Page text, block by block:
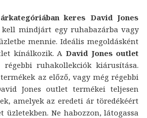
keres David Jones
mindjárt egy ruhabazárba vagy
mennie. Ideális megoldásként
kínálkozik. A David Jones outlet
régebbi ruhakollekciók kiárusítása.
az előző, vagy még régebbi
Jones outlet termékei teljesen
amelyek az eredeti ár töredékéért
üzletekben. Ne habozzon, látogassa